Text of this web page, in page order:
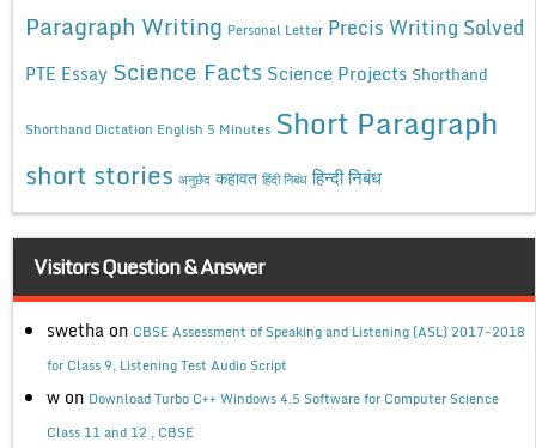
Paragraph Writing Personal Letter Precis Writing Solved
PTE Essay Science Facts Science Projects Shorthand
Shorthand Dictation English 5 Minutes Short Paragraph
short stories अनुछेद कहावत हिंदी निबंध हिन्दी निबंध
Visitors Question & Answer
swetha on CBSE Assessment of Speaking and Listening (ASL) 2017-2018
for Class 9, Listening Test Audio Script
w on Download Turbo C++ Windows 4.5 Software for Computer Science
Class 11 and 12 , CBSE